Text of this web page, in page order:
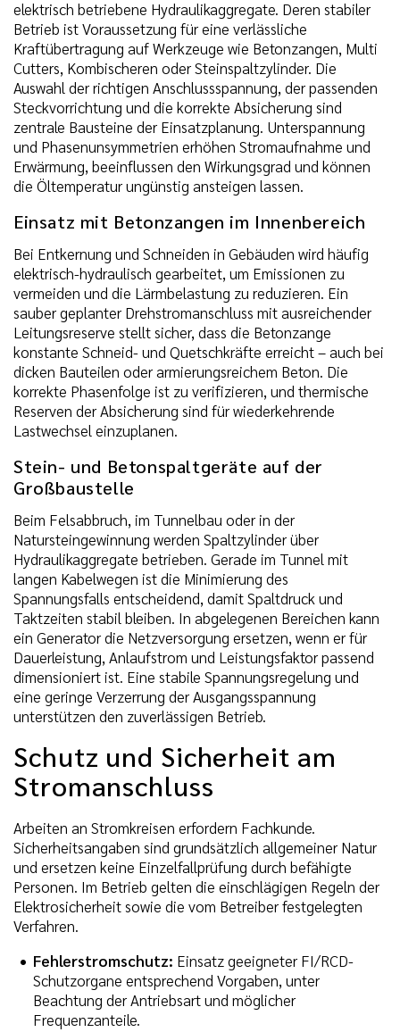
elektrisch betriebene Hydraulikaggregate. Deren stabiler
Betrieb ist Voraussetzung für eine verlässliche
Kraftübertragung auf Werkzeuge wie Betonzangen, Multi
Cutters, Kombischeren oder Steinspaltzylinder. Die
Auswahl der richtigen Anschlussspannung, der passenden
Steckvorrichtung und die korrekte Absicherung sind
zentrale Bausteine der Einsatzplanung. Unterspannung
und Phasenunsymmetrien erhöhen Stromaufnahme und
Erwärmung, beeinflussen den Wirkungsgrad und können
die Öltemperatur ungünstig ansteigen lassen.
Einsatz mit Betonzangen im Innenbereich
Bei Entkernung und Schneiden in Gebäuden wird häufig
elektrisch-hydraulisch gearbeitet, um Emissionen zu
vermeiden und die Lärmbelastung zu reduzieren. Ein
sauber geplanter Drehstromanschluss mit ausreichender
Leitungsreserve stellt sicher, dass die Betonzange
konstante Schneid- und Quetschkräfte erreicht – auch bei
dicken Bauteilen oder armierungsreichem Beton. Die
korrekte Phasenfolge ist zu verifizieren, und thermische
Reserven der Absicherung sind für wiederkehrende
Lastwechsel einzuplanen.
Stein- und Betonspaltgeräte auf der
Großbaustelle
Beim Felsabbruch, im Tunnelbau oder in der
Natursteingewinnung werden Spaltzylinder über
Hydraulikaggregate betrieben. Gerade im Tunnel mit
langen Kabelwegen ist die Minimierung des
Spannungsfalls entscheidend, damit Spaltdruck und
Taktzeiten stabil bleiben. In abgelegenen Bereichen kann
ein Generator die Netzversorgung ersetzen, wenn er für
Dauerleistung, Anlaufstrom und Leistungsfaktor passend
dimensioniert ist. Eine stabile Spannungsregelung und
eine geringe Verzerrung der Ausgangsspannung
unterstützen den zuverlässigen Betrieb.
Schutz und Sicherheit am
Stromanschluss
Arbeiten an Stromkreisen erfordern Fachkunde.
Sicherheitsangaben sind grundsätzlich allgemeiner Natur
und ersetzen keine Einzelfallprüfung durch befähigte
Personen. Im Betrieb gelten die einschlägigen Regeln der
Elektrosicherheit sowie die vom Betreiber festgelegten
Verfahren.
Fehlerstromschutz: Einsatz geeigneter FI/RCD-
Schutzorgane entsprechend Vorgaben, unter
Beachtung der Antriebsart und möglicher
Frequenzanteile.